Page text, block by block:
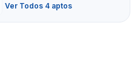
Ver Todos 4 aptos